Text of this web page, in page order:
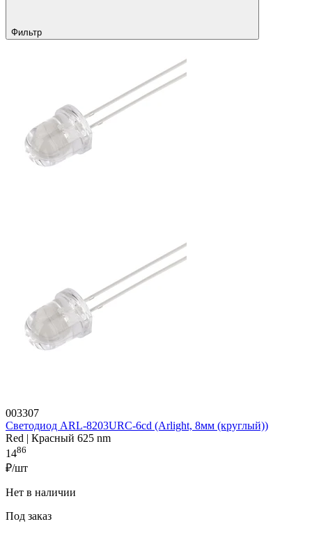
Фильтр
003307
Светодиод ARL-8203URC-6cd (Arlight, 8мм (круглый))
Red | Красный 625 nm
1486
₽/шт
Нет в наличии
Под заказ